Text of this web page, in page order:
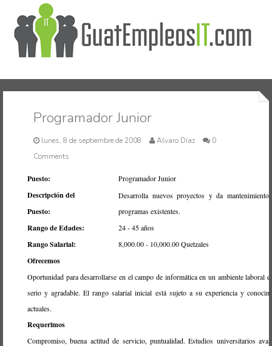
Inicio
Programador Junior
lunes, 8 de septiembre de 2008 Alvaro Díaz
0
Comments
Puesto: Programador Junior
Descripción del
Puesto:
Desarrolla nuevos proyectos y da
programas existentes.
Rango de Edades: 24 - 45 años
Rango Salarial: 8,000.00 - 10,000.00 Quetzales
Ofrecemos
Oportunidad para desarrollarse en el campo de informática en un ambiente laboral
serio y agradable. El rango salarial inicial está sujeto a su experiencia y
actuales.
Requerimos
Compromiso, buena actitud de servicio, puntualidad. Estudios universitarios